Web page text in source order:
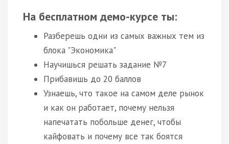
На бесплатном демо-курсе ты:
Разберешь одни из самых важных тем из
блока "Экономика"
Научишься решать задание №7
Прибавишь до 20 баллов
Узнаешь, что такое на самом деле рынок
и как он работает, почему нельзя
напечатать побольше денег, чтобы
кайфовать и почему все так боятся